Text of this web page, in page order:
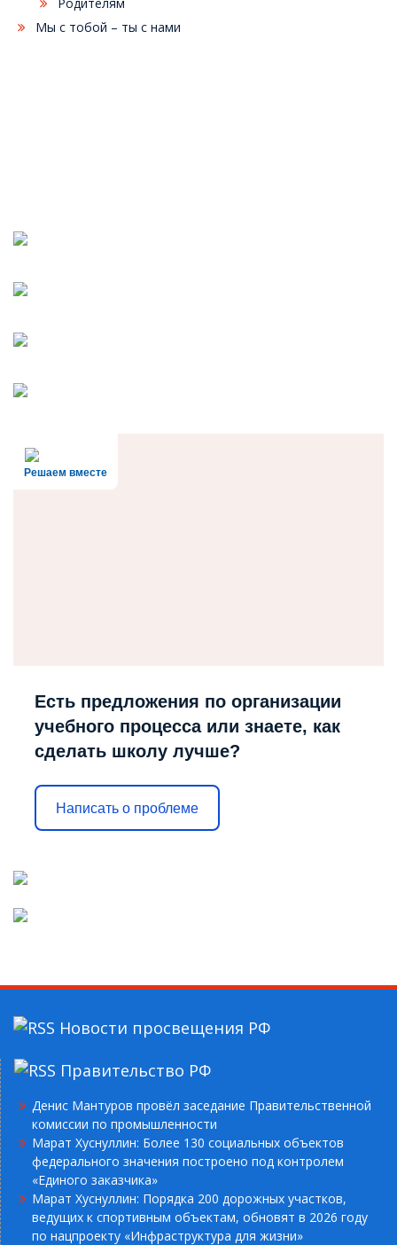
Мы с тобой – ты с нами
Решаем вместе
Есть предложения по организации
учебного процесса или знаете, как
сделать школу лучше?
Написать о проблеме
Новости просвещения РФ
Правительство РФ
Денис Мантуров провёл заседание Правительственной
комиссии по промышленности
Марат Хуснуллин: Более 130 социальных объектов
федерального значения построено под контролем
«Единого заказчика»
Марат Хуснуллин: Порядка 200 дорожных участков,
ведущих к спортивным объектам, обновят в 2026 году
по нацпроекту «Инфраструктура для жизни»